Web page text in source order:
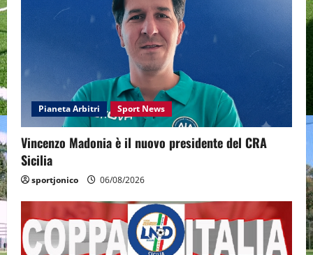
Pianeta Arbitri Sport News
Vincenzo Madonia è il nuovo presidente del CRA
Sicilia
sportjonico 06/08/2026